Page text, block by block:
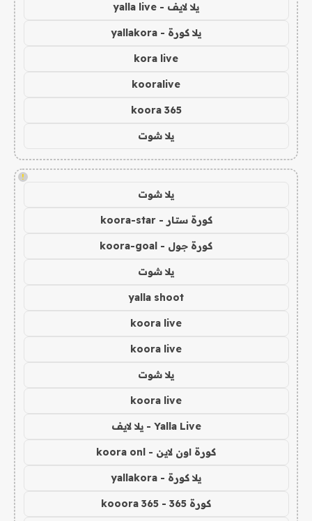
يلا لايف - yalla live
يلا كورة - yallakora
kora live
kooralive
koora 365
يلا شوت
!
يلا شوت
كورة ستار - koora-star
كورة جول - koora-goal
يلا شوت
yalla shoot
koora live
koora live
يلا شوت
koora live
Yalla Live - يلا لايف
كورة اون لاين - koora onl
يلا كورة - yallakora
كورة 365 - kooora 365